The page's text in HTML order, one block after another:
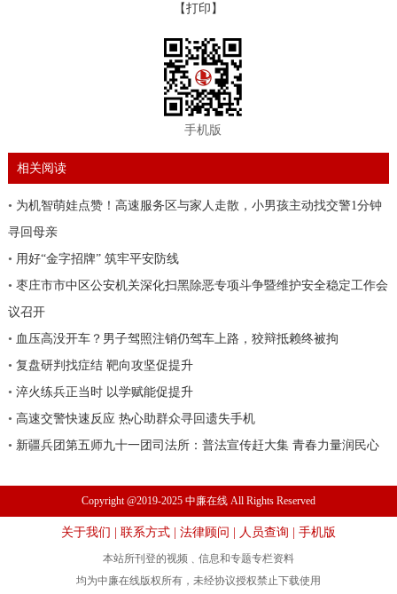
【打印】
手机版
相关阅读
• 为机智萌娃点赞！高速服务区与家人走散，小男孩主动找交警1分钟
寻回母亲
• 用好“金字招牌” 筑牢平安防线
• 枣庄市市中区公安机关深化扫黑除恶专项斗争暨维护安全稳定工作会
议召开
• 血压高没开车？男子驾照注销仍驾车上路，狡辩抵赖终被拘
• 复盘研判找症结 靶向攻坚促提升
• 淬火练兵正当时 以学赋能促提升
• 高速交警快速反应 热心助群众寻回遗失手机
• 新疆兵团第五师九十一团司法所：普法宣传赶大集 青春力量润民心
Copyright @2019-2025 中廉在线 All Rights Reserved
关于我们 联系方式 法律顾问 人员查询 手机版
本站所刊登的视频﹑信息和专题专栏资料
均为中廉在线版权所有，未经协议授权禁止下载使用